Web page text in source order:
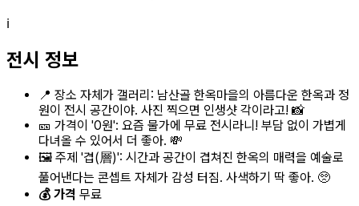
ℹ️
전시 정보
📍 장소 자체가 갤러리: 남산골 한옥마을의 아름다운 한옥과 정
원이 전시 공간이야. 사진 찍으면 인생샷 각이라고! 📸
🎫 가격이 '0원': 요즘 물가에 무료 전시라니! 부담 없이 가볍게
다녀올 수 있어서 더 좋아. 💸
🖼️ 주제 '겹(層)': 시간과 공간이 겹쳐진 한옥의 매력을 예술로
풀어낸다는 콘셉트 자체가 감성 터짐. 사색하기 딱 좋아. 🥺
💰 가격 무료